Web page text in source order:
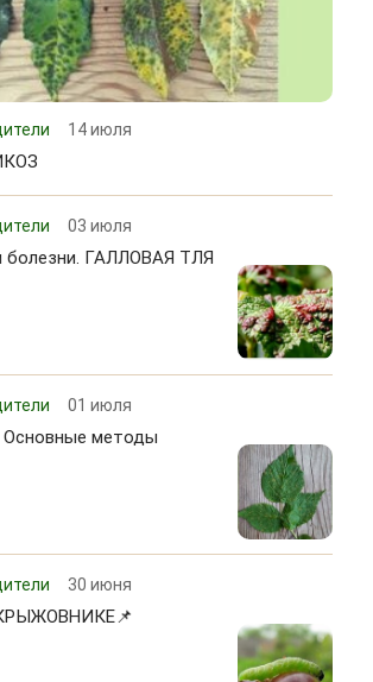
14 июля
03 июля
болезни. ГАЛЛОВАЯ ТЛЯ
01 июля
методы
30 июня